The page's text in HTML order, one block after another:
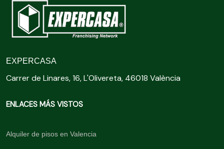
EXPERCASA
Carrer de Linares, 16, L'Olivereta, 46018 València
ENLACES MÁS VISTOS
Alquiler de pisos en Valencia